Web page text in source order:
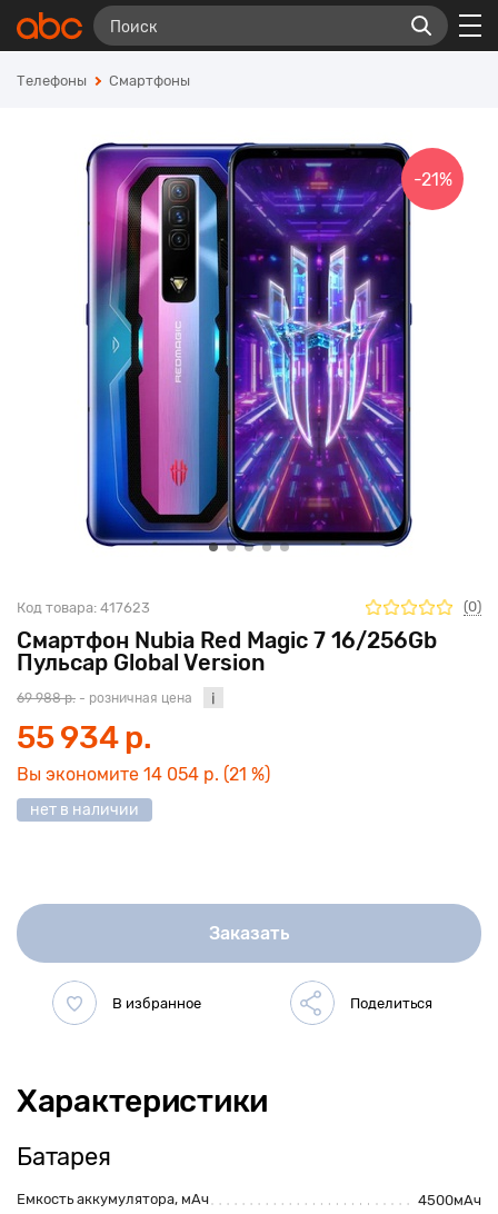
Телефоны Смартфоны
Смартфон Nubia Red Magic 7 16/256Gb
Пульсар Global Version
Код товара: 417623 (0)
-21%
69 988 р. - розничная цена
55 934 р.
Вы экономите 14 054 р. (21 %)
нет в наличии
Заказать
Характеристики
Батарея
Емкость аккумулятора, мАч 4500мАч